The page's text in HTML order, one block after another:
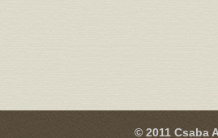
© 2011 Csaba